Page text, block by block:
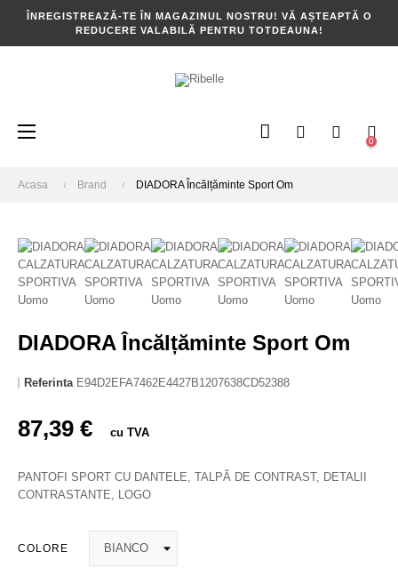
ÎNREGISTREAZĂ-TE ÎN MAGAZINUL NOSTRU! VĂ AȘTEAPTĂ O
REDUCERE VALABILĂ PENTRU TOTDEAUNA!
Toggle
☰ 0
Acasa Brand DIADORA Încălțăminte Sport Om
DIADORA Încălțăminte Sport Om
Referinta E94D2EFA7462E4427B1207638CD52388
87,39 € cu TVA
PANTOFI SPORT CU DANTELE, TALPĂ DE CONTRAST, DETALII
CONTRASTANTE, LOGO
COLORE